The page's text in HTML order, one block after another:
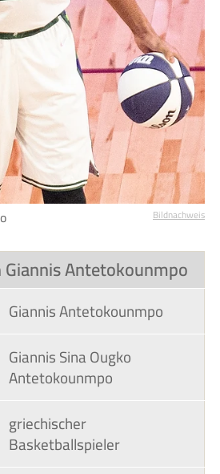
Bildnachweis
Antetokounmpo
Giannis Antetokounmpo
Giannis Sina Ougko
Antetokounmpo
griechischer
Basketballspieler